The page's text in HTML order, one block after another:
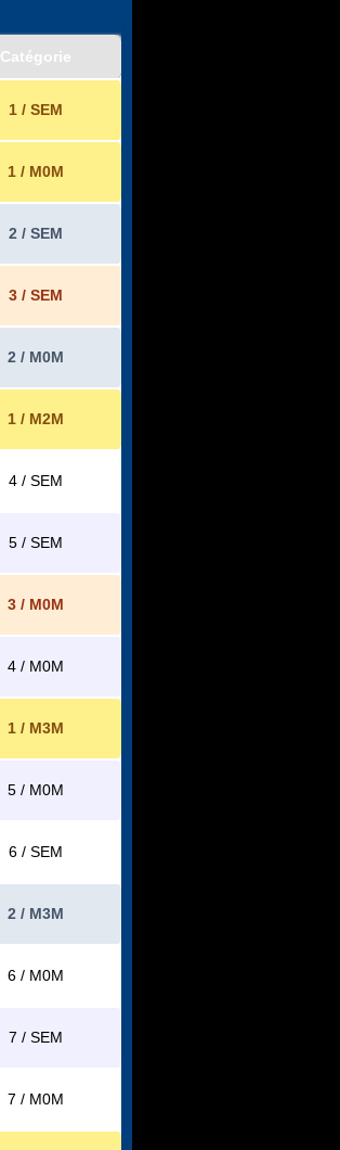
Catégorie
1 / SEM
1 / M0M
2 / SEM
3 / SEM
2 / M0M
1 / M2M
4 / SEM
5 / SEM
3 / M0M
4 / M0M
1 / M3M
5 / M0M
6 / SEM
2 / M3M
6 / M0M
7 / SEM
7 / M0M